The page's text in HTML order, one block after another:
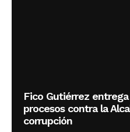
Fico Gutiérrez
procesos contra la
corrupción